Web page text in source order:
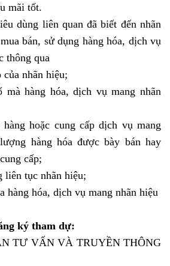
mãi tốt.
dùng liên quan đã biết đến nhãn
bán, sử dụng hàng hóa, dịch vụ
thông qua
của nhãn hiệu;
hàng hóa, dịch vụ mang nhãn
hoặc cung cấp dịch vụ mang
hàng hóa được bày bán hay
cấp;
liên tục nhãn hiệu;
hàng hóa, dịch vụ mang nhãn hiệu
ký tham dự:
TƯ VẤN VÀ TRUYỀN THÔNG